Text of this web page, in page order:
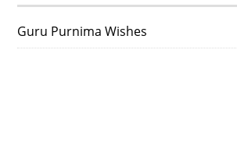
Guru Purnima Wishes